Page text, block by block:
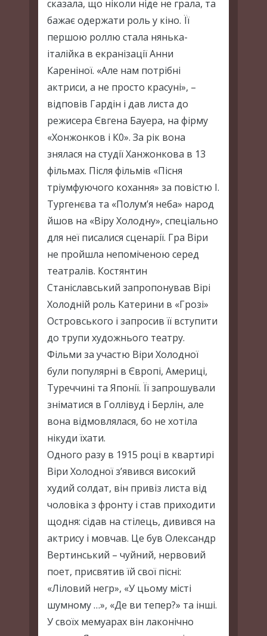
сказала, що ніколи ніде не грала, та
бажає одержати роль у кіно. Її
першою роллю стала нянька-
італійка в екранізації Анни
Кареніної. «Але нам потрібні
актриси, а не просто красуні», –
відповів Гардін і дав листа до
режисера Євгена Бауера, на фірму
«Хонжонков і К0». За рік вона
знялася на студії Ханжонкова в 13
фільмах. Після фільмів «Пісня
тріумфуючого кохання» за повістю І.
Тургенєва та «Полум’я неба» народ
йшов на «Віру Холодну», спеціально
для неї писалися сценарії. Гра Віри
не пройшла непоміченою серед
театралів. Костянтин
Станіславський запропонував Вірі
Холодній роль Катерини в «Грозі»
Островського і запросив її вступити
до трупи художнього театру.
Фільми за участю Віри Холодної
були популярні в Європі, Америці,
Туреччині та Японії. Її запрошували
зніматися в Голлівуд і Берлін, але
вона відмовлялася, бо не хотіла
нікуди їхати.
Одного разу в 1915 році в квартирі
Віри Холодної з’явився високий
худий солдат, він привіз листа від
чоловіка з фронту і став приходити
щодня: сідав на стілець, дивився на
актрису і мовчав. Це був Олександр
Вертинський – чуйний, нервовий
поет, присвятив їй свої пісні:
«Ліловий негр», «У цьому місті
шумному …», «Де ви тепер?» та інші.
У своїх мемуарах він лаконічно